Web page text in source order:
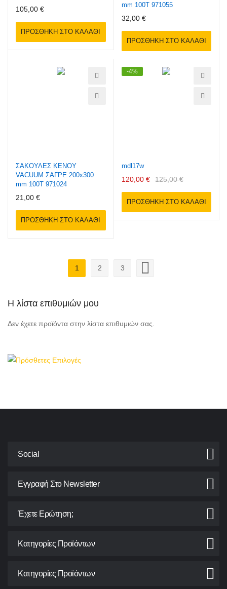
105,00 €
ΠΡΟΣΘΉΚΗ ΣΤΟ ΚΑΛΆΘΙ
mm 100Τ 971055
32,00 €
ΠΡΟΣΘΉΚΗ ΣΤΟ ΚΑΛΆΘΙ
ΣΑΚΟΥΛΕΣ ΚΕΝΟΥ
VACUUM ΣΑΓΡΕ 200x300
mm 100Τ 971024
21,00 €
ΠΡΟΣΘΉΚΗ ΣΤΟ ΚΑΛΆΘΙ
-4%
mdl17w
120,00 € 125,00 €
ΠΡΟΣΘΉΚΗ ΣΤΟ ΚΑΛΆΘΙ
Σελίδα
Διαβάζετε αυτή τη στιγμή τη σελίδα
1
2
Σελίδα
3
Σελίδα
Επόμενο
Η λίστα επιθυμιών μου
Δεν έχετε προϊόντα στην λίστα επιθυμιών σας.
Social
Εγγραφή Στο Newsletter
Έχετε Ερώτηση;
Κατηγορίες Προϊόντων
Κατηγορίες Προϊόντων